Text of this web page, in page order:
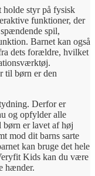
styr på fysisk
funktioner, der
spil,
Barnet kan også
dets forældre, hvilket
til børn er den
Derfor er
og opfylder alle
børn er lavet af høj
mod dit barns sarte
kan bruge det hele
Kids kan du være
hænder.